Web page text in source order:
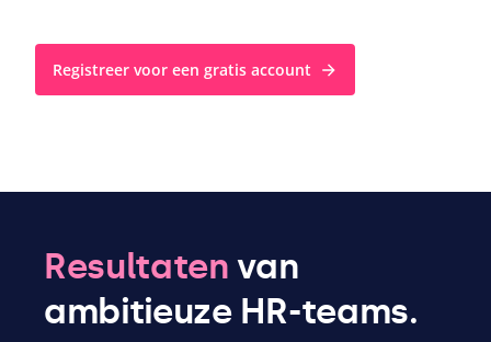
Registreer voor een gratis account
Resultaten van
ambitieuze HR-teams.